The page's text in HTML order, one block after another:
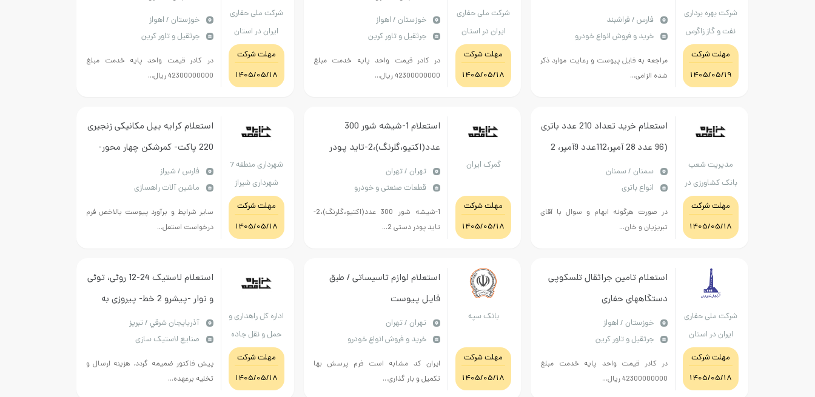
شرکت بهره برداری
نفت و گاز زاگرس
جنوبی
مهلت شرکت
1405/05/19
فارس / فراشبند
خرید و فروش انواع خودرو
مراجعه به فایل پیوست و رعایت موارد ذکر
شده الزامی...
شرکت ملی حفاری
ایران در استان
خوزستان
مهلت شرکت
1405/05/18
خوزستان / اهواز
جرثقیل و تاور کرین
در کادر قیمت واحد پایه خدمت مبلغ
42300000000 ریال...
شرکت ملی حفاری
ایران در استان
خوزستان
مهلت شرکت
1405/05/18
خوزستان / اهواز
جرثقیل و تاور کرین
در کادر قیمت واحد پایه خدمت مبلغ
42300000000 ریال...
مدیریت شعب
بانک کشاورزی در
استان سمنان
مهلت شرکت
1405/05/18
استعلام خرید تعداد 210 عدد باتری
(96 عدد 28 آمپر،112عدد 9آمپر، 2
فرم پیوست
سمنان / سمنان
انواع باتری
در صورت هرگونه ابهام و سوال با آقای
تبریزیان و خان...
گمرک ایران
مهلت شرکت
1405/05/18
استعلام 1-شیشه شور 300
عدد(اکتیو،گلرنگ)،2-تاید پودر
پودر ماشین تعداد 240 عدد(سپید
5)4-متقال (کهنه بچه) تعداد 5
توپ
تهران / تهران
قطعات صنعتی و خودرو
1-شیشه شور 300 عدد(اکتیو،گلرنگ)،2-
تاید پودر دستی 2...
شهرداری منطقه 7
شهرداری شیراز
مهلت شرکت
1405/05/18
استعلام کرایه بیل مکانیکی زنجیری
220 پاکت- کمرشکن چهار محور-
بیل مکانیکی چکش جهت شهرداری
منطقه هفت
فارس / شیراز
ماشین آلات راهسازی
سایر شرایط و برآورد پیوست بالاخص فرم
درخواست استعل...
شرکت ملی حفاری
ایران در استان
خوزستان
مهلت شرکت
1405/05/18
استعلام تامین جراثقال تلسکوپی
دستگاههای حفاری
خوزستان / اهواز
جرثقیل و تاور کرین
در کادر قیمت واحد پایه خدمت مبلغ
42300000000 ریال...
بانک سپه
مهلت شرکت
1405/05/18
استعلام لوازم تاسیساتی / طبق
فایل پیوست
تهران / تهران
خرید و فروش انواع خودرو
ایران کد مشابه است فرم پرسش بها
تکمیل و بار گذاری...
اداره کل راهداری و
حمل و نقل جاده
ای استان
مهلت شرکت
1405/05/18
استعلام لاستیک 24-12 روئی، توئی
و نوار -پیشرو 2 خط- پیروزی به
تعداد 20 حلقهآذربايجان شرقي / تبریز
صنایع لاستیک سازی
پیش فاکتور ضمیمه گردد. هزینه ارسال و
تخلیه برعهده...